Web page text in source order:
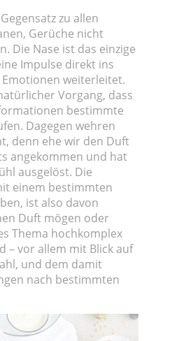
zu allen
Gerüche nicht
Die Nase ist das einzige
Impulse direkt ins
weiterleitet.
Vorgang, dass
bestimmte
Dagegen wehren
denn ehe wir den Duft
angekommen und hat
ausgelöst. Die
einem bestimmten
ist also davon
Duft mögen oder
Thema hochkomplex
– vor allem mit Blick auf
und dem damit
nach bestimmten